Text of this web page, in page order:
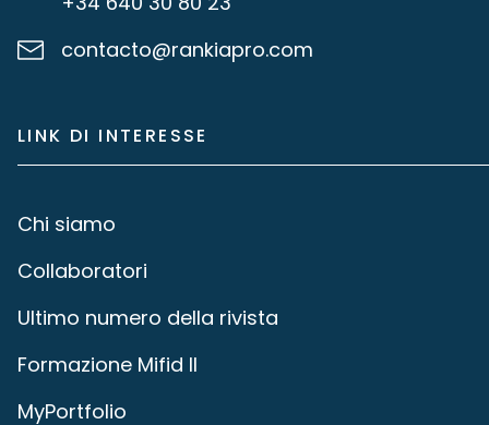
contacto@rankiapro.com
LINK DI INTERESSE
Chi siamo
Collaboratori
Ultimo numero della rivista
Formazione Mifid II
MyPortfolio